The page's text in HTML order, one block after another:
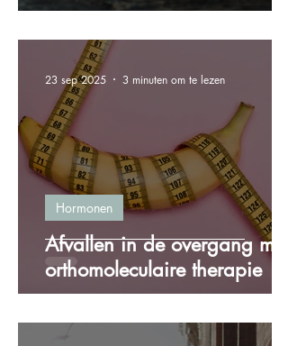
Afvallen in de overgang met
orthomoleculaire therapie
Hormonen
23 sep 2025 3 minuten om te lezen